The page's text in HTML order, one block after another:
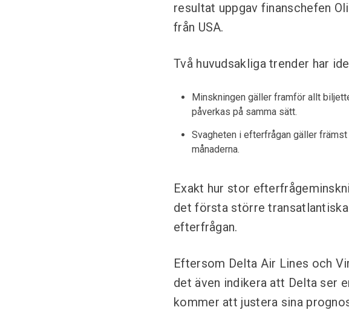
resultat uppgav finanschefen
från USA.
Två huvudsakliga trender har
Minskningen gäller framför allt
påverkas på samma sätt.
Svagheten i efterfrågan gäller
månaderna.
Exakt hur stor
det första större
efterfrågan.
Eftersom Delta Air Lines och
det även indikera att Delta ser
kommer att justera sina